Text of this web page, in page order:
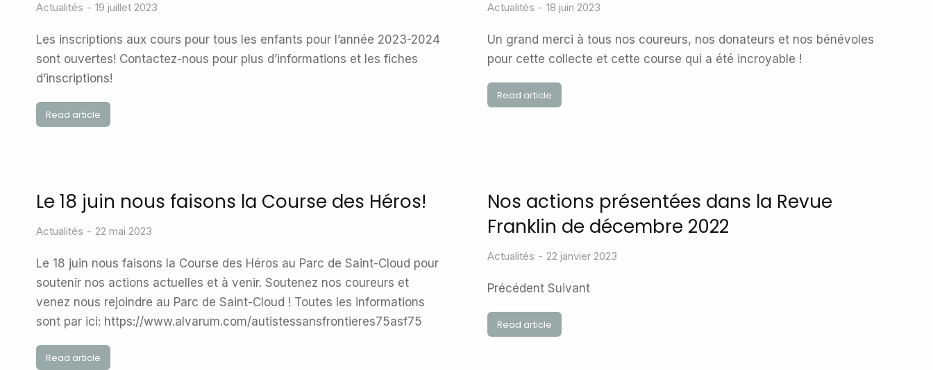
Actualités 19 juillet 2023
Les inscriptions aux cours pour tous les enfants pour l’année 2023-2024
sont ouvertes! Contactez-nous pour plus d’informations et les fiches
d’inscriptions!
Read article
Actualités 18 juin 2023
Un grand merci à tous nos coureurs, nos donateurs et nos bénévoles
pour cette collecte et cette course qui a été incroyable !
Read article
Le 18 juin nous faisons la Course des Héros!
Actualités 22 mai 2023
Le 18 juin nous faisons la Course des Héros au Parc de Saint-Cloud pour
soutenir nos actions actuelles et à venir. Soutenez nos coureurs et
venez nous rejoindre au Parc de Saint-Cloud ! Toutes les informations
sont par ici: https://www.alvarum.com/autistessansfrontieres75asf75
Read article
Nos actions présentées dans la Revue
Franklin de décembre 2022
Actualités 22 janvier 2023
Précédent Suivant
Read article